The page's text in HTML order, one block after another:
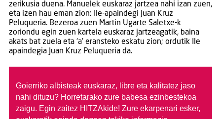
zerikusia duena. Manuelek euskaraz jartzea nahi izan zuen,
eta izen hau eman zion: Ile-apaindegi Juan Kruz
Peluqueria. Bezeroa zuen Martin Ugarte Saletxe-k
zoriondu egin zuen kartela euskaraz jartzeagatik, baina
akats bat zuela eta ‘a’ eransteko eskatu zion; ordutik Ile
apaindegia Juan Kruz Peluqueria da.
Goierriko albisteak euskaraz, libre eta kalitatez jaso
nahi dituzu? Horretarako zure babesa ezinbestekoa
zaigu. Egin zaitez HITZAkide! Zure ekarpenari esker,